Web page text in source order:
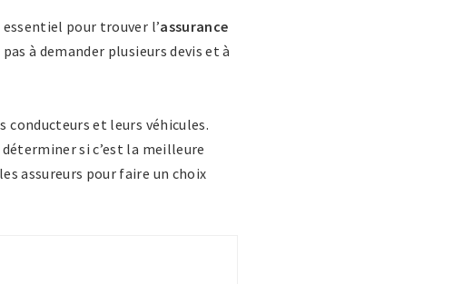
pour trouver l’assurance
à demander plusieurs devis et à
et leurs véhicules.
si c’est la meilleure
assureurs pour faire un choix